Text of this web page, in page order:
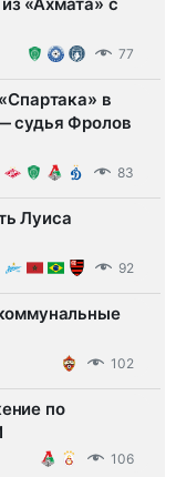
77
в
судья Фролов
83
Луиса
92
102
по
106